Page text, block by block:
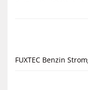
FUXTEC Benzin